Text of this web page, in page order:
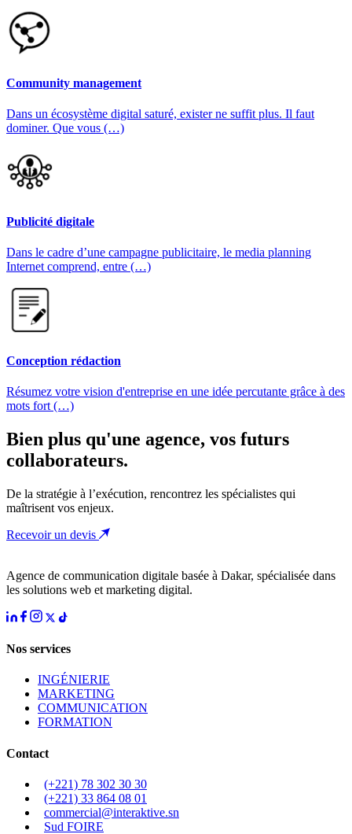
Community management
Dans un écosystème digital saturé, exister ne suffit plus. Il faut
dominer. Que vous (…)
Publicité digitale
Dans le cadre d’une campagne publicitaire, le media planning
Internet comprend, entre (…)
Conception rédaction
Résumez votre vision d'entreprise en une idée percutante grâce à des
mots fort (…)
Bien plus qu'une agence, vos futurs
collaborateurs.
De la stratégie à l’exécution, rencontrez les spécialistes qui
maîtrisent vos enjeux.
Recevoir un devis
Agence de communication digitale basée à Dakar, spécialisée dans
les solutions web et marketing digital.
Nos services
INGÉNIERIE
MARKETING
COMMUNICATION
FORMATION
Contact
(+221) 78 302 30 30
(+221) 33 864 08 01
commercial@interaktive.sn
Sud FOIRE